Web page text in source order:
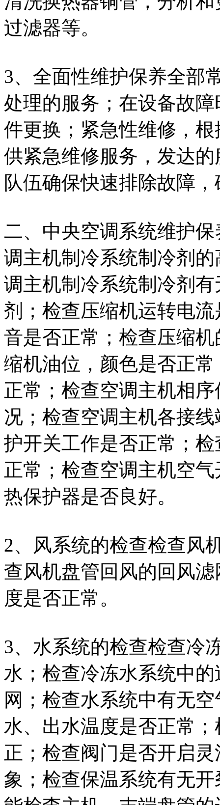
过滤器等。
3、全面性维护保养全部
处理的服务；在设备故
件更换；紧急性维修，
供紧急维修服务，发达
队伍确保快速排除故障
二、中央空调系统维护
调主机制冷系统制冷剂
调主机制冷系统制冷剂
剂；检查压缩机运转电
音是否正常；检查压缩
缩机油位，颜色是否正
正常；检查空调主机相
况；检查空调主机各接
护开关工作是否正常；
正常；检查空调主机空
热保护器是否良好。
2、风系统的检查检查风
查风机盘管回风的回风
度是否正常。
3、水系统的检查检查冷
水；检查冷冻水系统中
网；检查水系统中有无
水、出水温度是否正常
正；检查阀门是否开启
象；检查保温系统有无